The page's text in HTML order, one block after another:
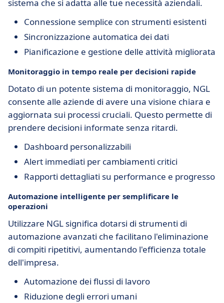
sistema che si adatta alle tue necessità aziendali.
Connessione semplice con strumenti esistenti
Sincronizzazione automatica dei dati
Pianificazione e gestione delle attività migliorata
Monitoraggio in tempo reale per decisioni rapide
Dotato di un potente sistema di monitoraggio, NGL
consente alle aziende di avere una visione chiara e
aggiornata sui processi cruciali. Questo permette di
prendere decisioni informate senza ritardi.
Dashboard personalizzabili
Alert immediati per cambiamenti critici
Rapporti dettagliati su performance e progresso
Automazione intelligente per semplificare le
operazioni
Utilizzare NGL significa dotarsi di strumenti di
automazione avanzati che facilitano l'eliminazione
di compiti ripetitivi, aumentando l'efficienza totale
dell'impresa.
Automazione dei flussi di lavoro
Riduzione degli errori umani